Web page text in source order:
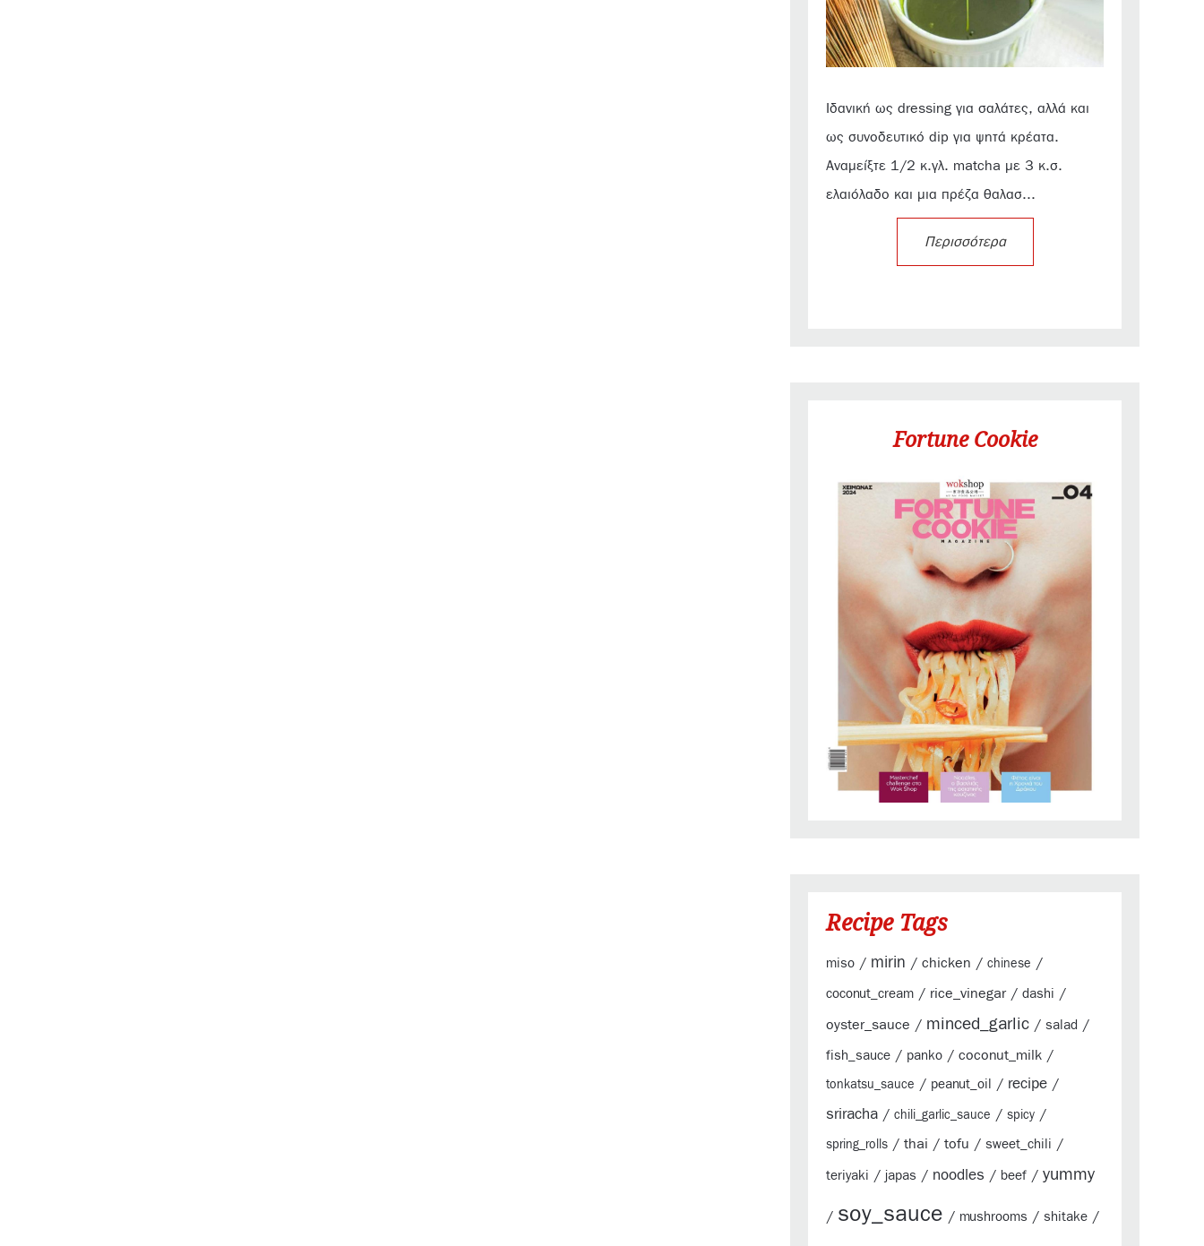
Ιδανική ως dressing για σαλάτες, αλλά και
ως συνοδευτικό dip για ψητά κρέατα.
Αναμείξτε 1/2 κ.γλ. matcha με 3 κ.σ.
ελαιόλαδο και μια πρέζα θαλασ...
Περισσότερα
Fortune Cookie
Recipe Tags
miso / mirin / chicken / chinese /
coconut_cream / rice_vinegar/ dashi /
oyster_sauce / minced_garlic / salad /
fish_sauce / panko / coconut_milk /
tonkatsu_sauce / peanut_oil / recipe /
sriracha / chili_garlic_sauce / spicy /
spring_rolls / thai / tofu / sweet_chili /
teriyaki / japas / noodles / beef / yummy
/ soy_sauce / mushrooms / shitake /